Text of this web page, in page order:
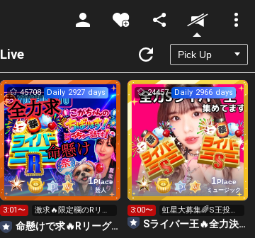
Unmute
Live
1Place
芸人
45708 Daily 2927 days
3:01〜
激求🔥限定欄のRリー
グ👑全力ポイント勝負
日🔥
命懸けで求🔥Rリーグ👑夏祭実行委員長🎆こがちゃんのちばります
1Place
ミュージック
24457 Daily 2966 days
3:00〜
虹星大募集🌈S王投げ
れます👑👑👑
Sライバー王🔥全力決勝🗽🌈Annnnnaの空⛱